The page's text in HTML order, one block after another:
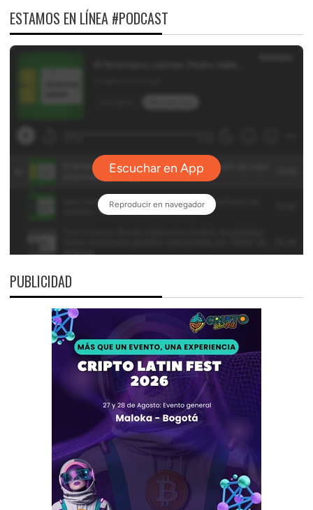
ESTAMOS EN LÍNEA #PODCAST
PUBLICIDAD